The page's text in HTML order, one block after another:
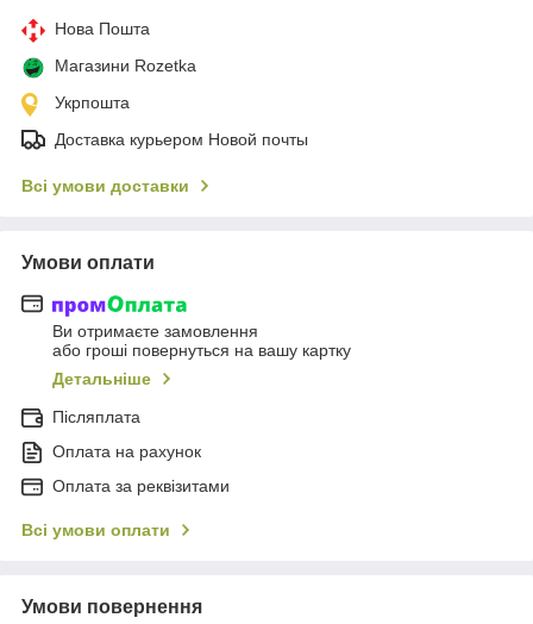
Нова Пошта
Магазини Rozetka
Укрпошта
Доставка курьером Новой почты
Всі умови доставки
Умови оплати
Ви отримаєте замовлення
або гроші повернуться на вашу картку
Детальніше
Післяплата
Оплата на рахунок
Оплата за реквізитами
Всі умови оплати
Умови повернення